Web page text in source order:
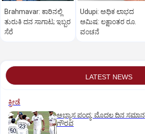
Brahmavar: ಕಾರಿನಲ್ಲಿ
ತುರುಕಿ ದನ ಸಾಗಾಟ; ಇಬ್ಬರ
ಸೆರೆ
Udupi: ಅಧಿಕ ಲಾಭದ
ಆಮಿಷ: ಲಕ್ಷಾಂತರ ರೂ.
ವಂಚನೆ
LATEST NEWS
ಕ್ರೀಡೆ
ಅಭ್ಯಾಸ ಪಂದ್ಯ: ಮೊದಲ ದಿನ ಸಮಾನ
ಗೌರವ